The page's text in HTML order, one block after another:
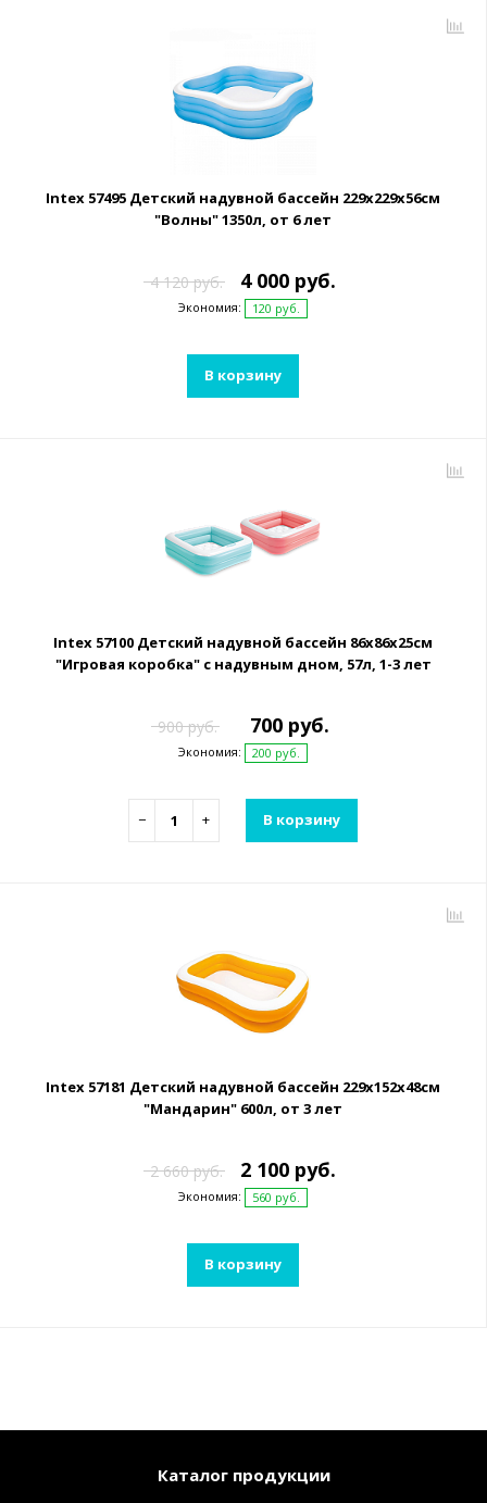
Intex 57495 Детский надувной бассейн 229х229х56см
"Волны" 1350л, от 6 лет
4 120 руб. 4 000 руб.
Экономия: 120 руб.
В корзину
Intex 57100 Детский надувной бассейн 86х86х25см
"Игровая коробка" с надувным дном, 57л, 1-3 лет
900 руб. 700 руб.
Экономия: 200 руб.
− + В корзину
Intex 57181 Детский надувной бассейн 229х152х48см
"Мандарин" 600л, от 3 лет
2 660 руб. 2 100 руб.
Экономия: 560 руб.
В корзину
Каталог продукции